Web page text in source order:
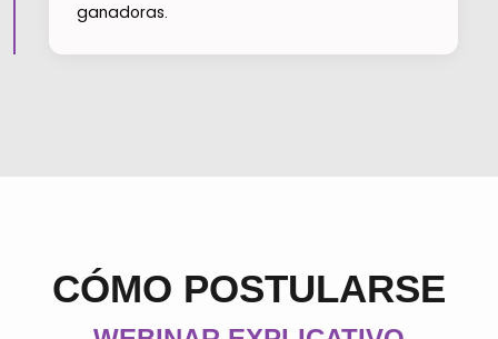
ganadoras.
CÓMO POSTULARSE